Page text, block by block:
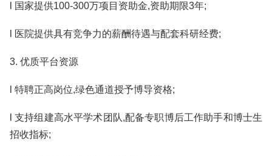
l 国家提供100-300万项目资助金,资助期限3年;
l 医院提供具有竞争力的薪酬待遇与配套科研经费;
3. 优质平台资源
l 特聘正高岗位,绿色通道授予博导资格;
l 支持组建高水平学术团队,配备专职博后工作助手和博士生
招收指标;